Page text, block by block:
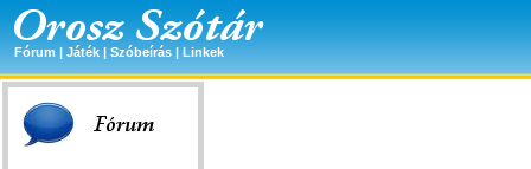
Fórum | Játék | Szóbeírás | Linkek